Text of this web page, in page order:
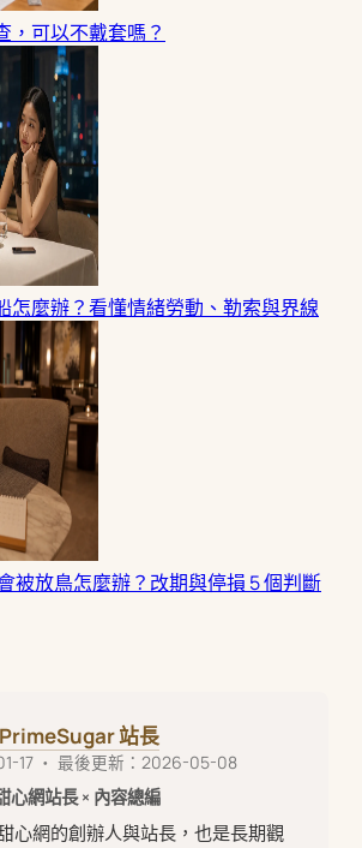
，可以不戴套嗎？
怎麼辦？看懂情緒勞動、勒索與界線
被放鳥怎麼辦？改期與停損 5 個判斷
PrimeSugar 站長
17 ・ 最後更新：2026-05-08
心網站長 × 內容總編
心網的創辦人與站長，也是長期觀